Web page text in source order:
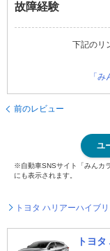
故障経験
下記のリ
「
前のレビュー
ユ
※自動車SNSサイト「みんカ
にも表示されます。
トヨタ ハリアーハイブ
トヨ